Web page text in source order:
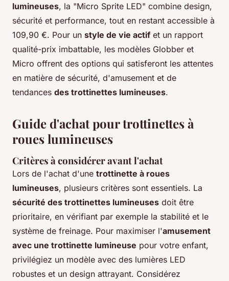
lumineuses, la "Micro Sprite LED" combine design,
sécurité et performance, tout en restant accessible à
109,90 €. Pour un style de vie actif et un rapport
qualité-prix imbattable, les modèles Globber et
Micro offrent des options qui satisferont les attentes
en matière de sécurité, d'amusement et de
tendances des trottinettes lumineuses.
Guide d'achat pour trottinettes à
roues lumineuses
Critères à considérer avant l'achat
Lors de l'achat d'une trottinette à roues
lumineuses, plusieurs critères sont essentiels. La
sécurité des trottinettes lumineuses doit être
prioritaire, en vérifiant par exemple la stabilité et le
système de freinage. Pour maximiser l'amusement
avec une trottinette lumineuse pour votre enfant,
privilégiez un modèle avec des lumières LED
robustes et un design attrayant. Considérez